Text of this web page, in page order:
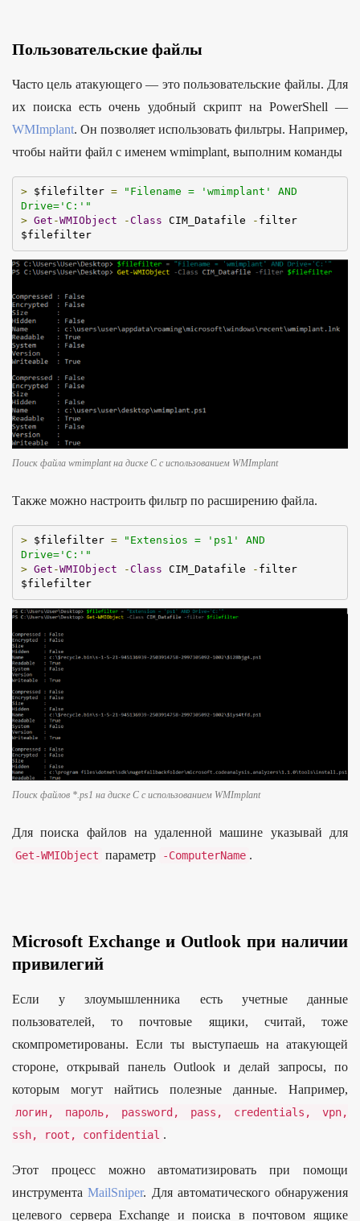
Пользовательские файлы
Часто цель атакующего — это пользовательские файлы. Для
их поиска есть очень удобный скрипт на PowerShell —
WMImplant. Он позволяет использовать фильтры. Например,
чтобы найти файл с именем wmimplant, выполним команды
> $filefilter =
"Filename = 'wmimplant' AND
Drive='C:'"
> Get -WMIObject -Class CIM_Datafile - filter
$filefilter
Поиск файла wmimplant на диске C с использованием WMImplant
Также можно настроить фильтр по расширению файла.
> $filefilter =
"Extensios = 'ps1' AND
Drive='C:'"
> Get -WMIObject -Class CIM_Datafile - filter
$filefilter
Поиск файлов *.ps1 на диске C с использованием WMImplant
Для поиска файлов на удаленной машине указывай для
Get-WMIObject параметр -ComputerName .
Microsoft Exchange и Outlook при наличии
привилегий
Если у злоумышленника есть учетные данные
пользователей, то почтовые ящики, считай, тоже
скомпрометированы. Если ты выступаешь на атакующей
стороне, открывай панель Outlook и делай запросы, по
которым могут найтись полезные данные. Например,
логин, пароль, password , pass , credentials , vpn,
ssh, root , confidential .
Этот процесс можно автоматизировать при помощи
инструментаMailSniper. Для автоматического обнаружения
целевого сервера Exchange и поиска в почтовом ящике